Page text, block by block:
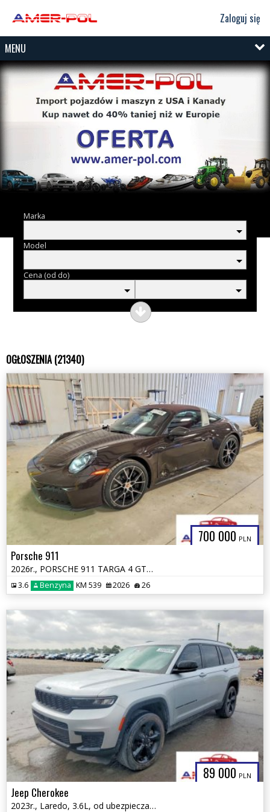
Zaloguj się
MENU
Marka
Model
Cena (od do)
OGŁOSZENIA (21340)
700 000 PLN
Porsche 911
2026r., PORSCHE 911 TARGA 4 GTS, 3.6L, od ubezpieczalni
3.6 Benzyna KM 539 2026 26
89 000 PLN
Jeep Cherokee
2023r., Laredo, 3.6L, od ubezpieczalni